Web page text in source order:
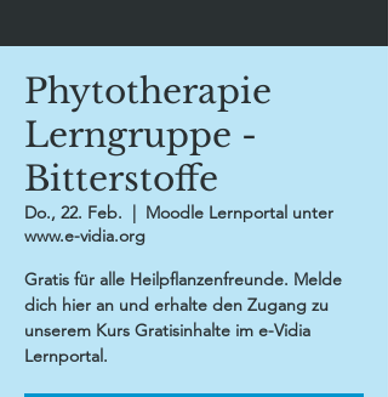
Phytotherapie
Lerngruppe -
Bitterstoffe
Do., 22. Feb.
  |
Moodle Lernportal unter
www.e-vidia.org
Gratis für alle Heilpflanzenfreunde. Melde
dich hier an und erhalte den Zugang zu
unserem Kurs Gratisinhalte im e-Vidia
Lernportal.